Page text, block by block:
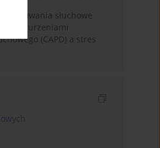
zachowania słuchowe
zaburzeniami
(CAPD) a stres